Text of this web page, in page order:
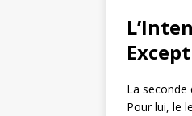
La seconde
Pour lui, le